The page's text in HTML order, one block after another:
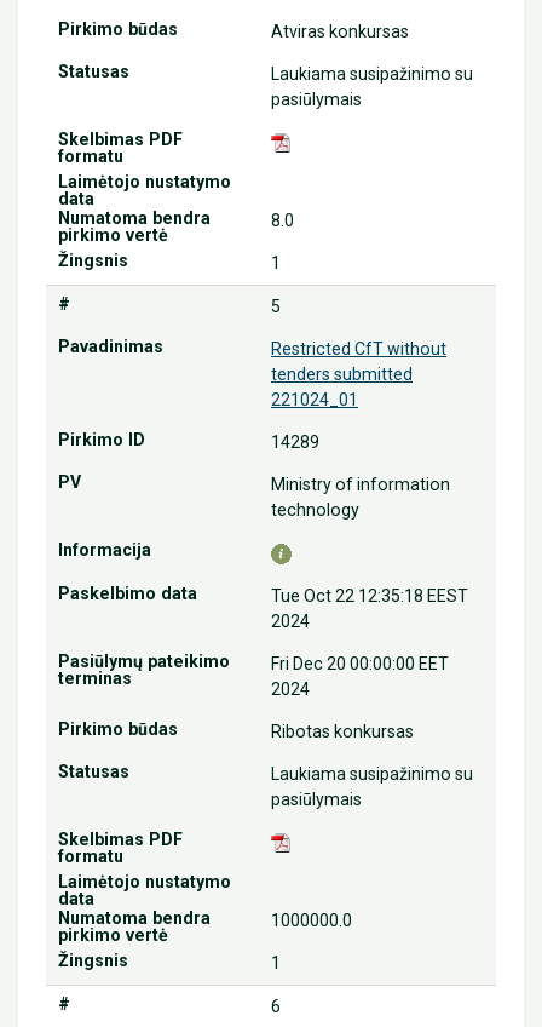
Atviras konkursas
Laukiama susipažinimo su
pasiūlymais
8.0
1
5
Restricted CfT without
tenders submitted
221024_01
14289
Ministry of information
technology
Tue Oct 22 12:35:18 EEST
2024
Fri Dec 20 00:00:00 EET
2024
Ribotas konkursas
Laukiama susipažinimo su
pasiūlymais
1000000.0
1
6